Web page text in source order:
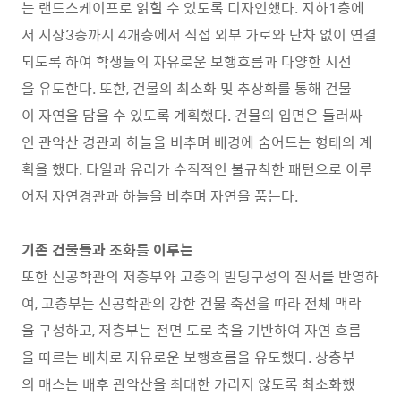
는 랜드스케이프로 읽힐 수 있도록 디자인했다. 지하1층에
서 지상3층까지 4개층에서 직접 외부 가로와 단차 없이 연결
되도록 하여 학생들의 자유로운 보행흐름과 다양한 시선
을 유도한다. 또한, 건물의 최소화 및 추상화를 통해 건물
이 자연을 담을 수 있도록 계획했다. 건물의 입면은 둘러싸
인 관악산 경관과 하늘을 비추며 배경에 숨어드는 형태의 계
획을 했다. 타일과 유리가 수직적인 불규칙한 패턴으로 이루
어져 자연경관과 하늘을 비추며 자연을 품는다.
기존 건물들과 조화를 이루는
또한 신공학관의 저층부와 고층의 빌딩구성의 질서를 반영하
여, 고층부는 신공학관의 강한 건물 축선을 따라 전체 맥락
을 구성하고, 저층부는 전면 도로 축을 기반하여 자연 흐름
을 따르는 배치로 자유로운 보행흐름을 유도했다. 상층부
의 매스는 배후 관악산을 최대한 가리지 않도록 최소화했